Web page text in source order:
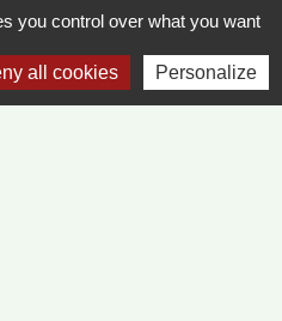
formulaire
you control over what you want
all cookies Personalize